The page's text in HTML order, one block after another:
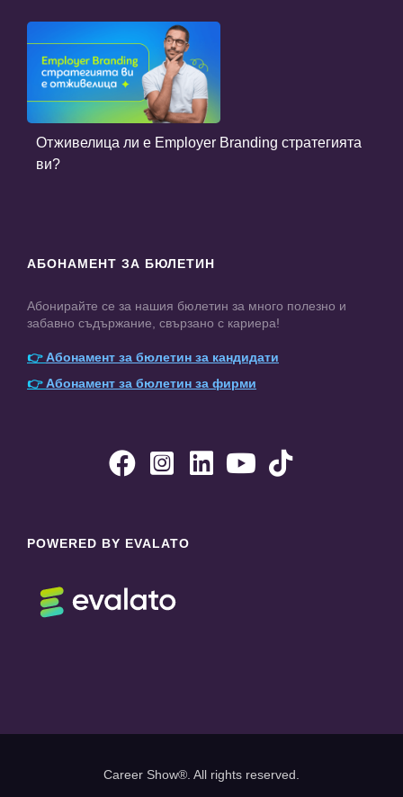
Отживелица ли е Employer Branding стратегията
ви?
АБОНАМЕНТ ЗА БЮЛЕТИН
Абонирайте се за нашия бюлетин за много полезно и
забавно съдържание, свързано с кариера!
👉Абонамент за бюлетин за кандидати
👉Абонамент за бюлетин за фирми
    
POWERED BY EVALATO
Career Show®. All rights reserved.